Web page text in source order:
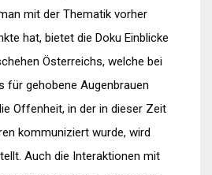
mit der Thematik vorher
hat, bietet die Doku Einblicke
Österreichs, welche bei
für gehobene Augenbrauen
Offenheit, in der in dieser Zeit
kommuniziert wurde, wird
Auch die Interaktionen mit